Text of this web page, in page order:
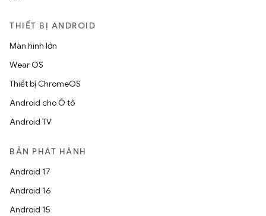
THIẾT BỊ ANDROID
Màn hình lớn
Wear OS
Thiết bị ChromeOS
Android cho Ô tô
Android TV
BẢN PHÁT HÀNH
Android 17
Android 16
Android 15